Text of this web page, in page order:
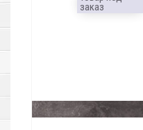
заказ